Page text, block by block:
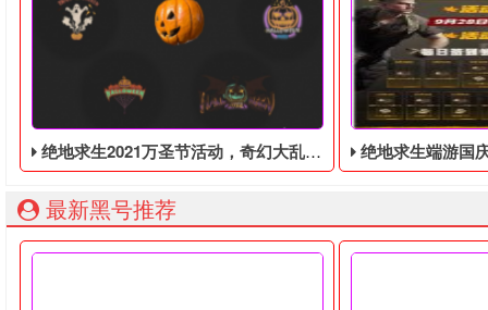
绝地求生2021万圣节活动，奇幻大乱斗回归，还有新皮肤和新地图 绝地求生端游国庆节的终极白嫖活
最新黑号推荐